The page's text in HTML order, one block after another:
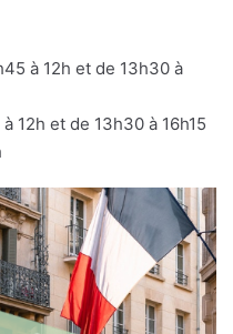
à 12h et de 13h30 à
12h et de 13h30 à 16h15